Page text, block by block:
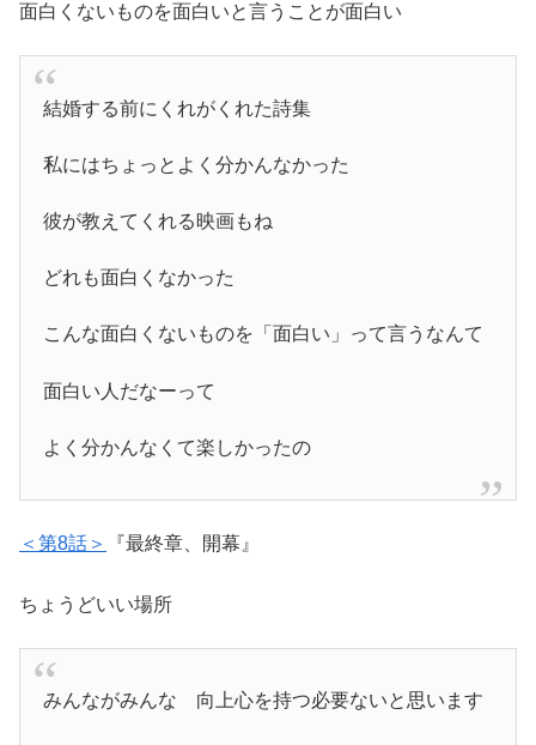
面白くないものを面白いと言うことが面白い
結婚する前にくれがくれた詩集
私にはちょっとよく分かんなかった
彼が教えてくれる映画もね
どれも面白くなかった
こんな面白くないものを「面白い」って言うなんて
面白い人だなーって
よく分かんなくて楽しかったの
＜第8話＞ 『最終章、開幕』
ちょうどいい場所
みんながみんな 向上心を持つ必要ないと思います